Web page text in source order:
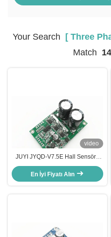
Your Search [ Three
Match
video
JUYI JYQD-V7.5E Hall Sensörü
BLDC Üç Fazlı PWM Motor
Sürücü Kartı 36VDC Kompakt
Boyutlu Motor Denetleyicisi
En İyi Fiyatı Alın